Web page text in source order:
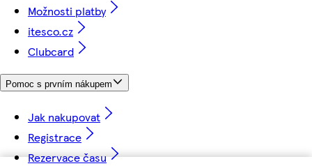
Možnosti platby
itesco.cz
Clubcard
Pomoc s prvním nákupem
Jak nakupovat
Registrace
Rezervace času